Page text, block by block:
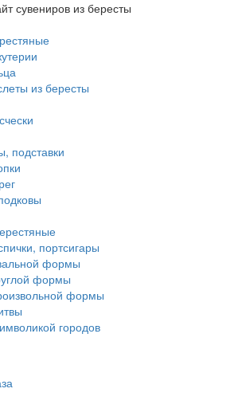
сувениров из бересты
из бересты
подставки
портсигары
формы
формы
формы
городов